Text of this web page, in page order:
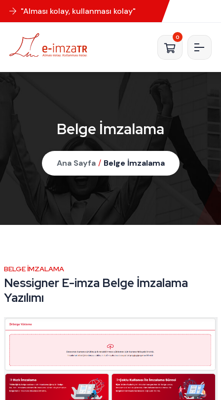
"Alması kolay, kullanması kolay"
0
Belge İmzalama
Ana Sayfa / Belge İmzalama
BELGE İMZALAMA
Nessigner E-imza Belge İmzalama
Yazılımı